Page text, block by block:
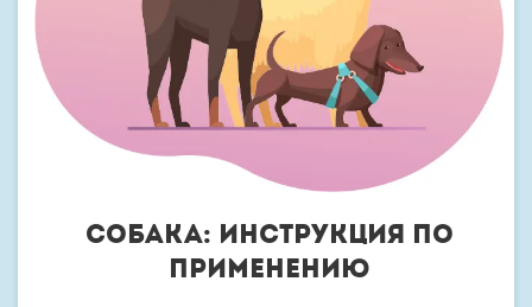
Собака: инструкция по
применению